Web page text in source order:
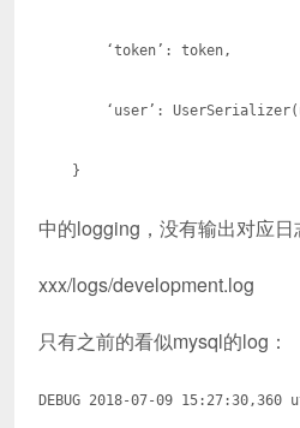
‘token’: token,
‘user’:
}
中的logging，没有输出对应日
xxx/logs/development.log
只有之前的看似mysql的log：
DEBUG 2018-07-09 15:27:30,360